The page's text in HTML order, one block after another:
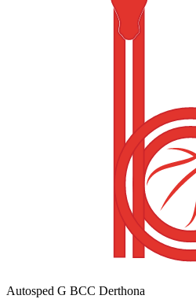
Autosped G BCC Derthona